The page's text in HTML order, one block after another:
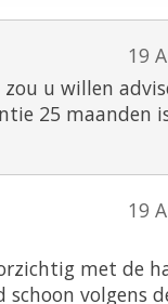
19
u willen
25 maanden
19
met de
volgens